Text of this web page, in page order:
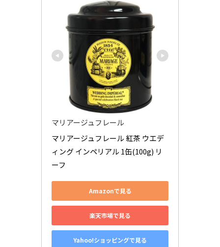
マリアージュフレール
マリアージュフレール 紅茶 ウエデ
ィング インペリアル 1缶(100g) リ
ーフ
Amazonで見る
楽天市場で見る
Yahoo!ショッピングで見る